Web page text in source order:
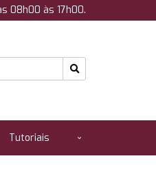
08h00 às 17h00.
Tutoriais